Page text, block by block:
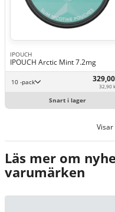
IPOUCH
IPOUCH Arctic Mint 7.2mg
10 -pack 329,00
32,90
Snart i lager
Visar
Läs mer om
varumärken